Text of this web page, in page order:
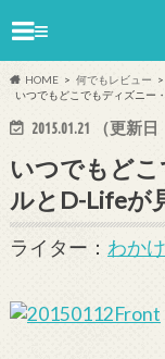
≡
HOME
何でもレビュー
いつでもどこでもディズニー
2015.01.21 （更新日
いつでもど
ルとD-Lifeが
ライター： わか